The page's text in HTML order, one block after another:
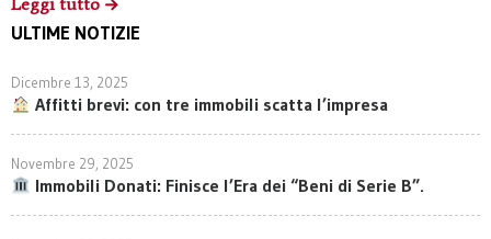
Leggi tutto
ULTIME NOTIZIE
Dicembre 13, 2025
Affitti brevi: con tre immobili scatta l’impresa
Novembre 29, 2025
Immobili Donati: Finisce l’Era dei “Beni di Serie B”.